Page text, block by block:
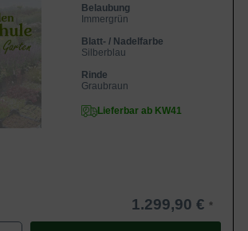
Belaubung
Immergrün
Blatt- / Nadelfarbe
Silberblau
Rinde
Graubraun
Lieferbar ab KW41
1.299,90 €